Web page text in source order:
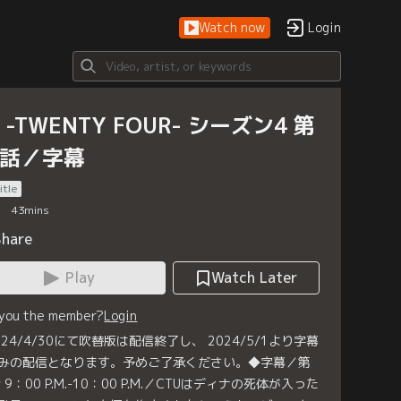
Watch now Login
TWENTY FOUR- シーズン4 第
／字幕
43mins
Play
Watch Later
the member?Login
4/30にて吹替版は配信終了し、 2024/5/1より字幕
の配信となります。予めご了承ください。◆字幕／第
：00 P.M.-10：00 P.M.／CTUはディナの死体が入った